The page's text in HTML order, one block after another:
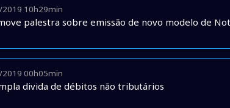
10h29min
palestra sobre emissão de novo modelo de
00h05min
divida de débitos não tributários